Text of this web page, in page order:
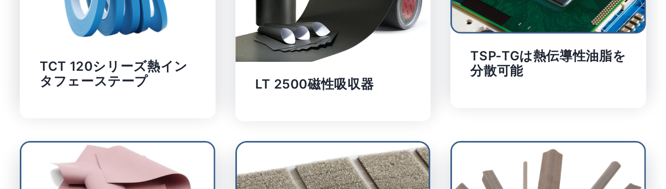
TCT 120シリーズ熱イン
タフェーステープ
LT 2500磁性吸収器
TSP-TGは熱伝導性油脂を
分散可能